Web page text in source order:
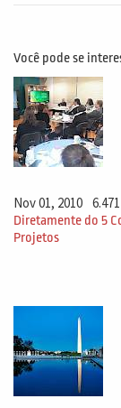
Você pode se
Nov 01, 2010
Diretamente do 5
Projetos